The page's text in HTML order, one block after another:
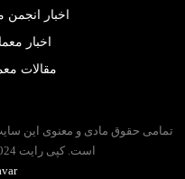
اخبار انجمن
اخبار معماری
مقالات معماری
حقوق مادی و معنوی این سایت برای
است. کپی رایت 2024 | طراحی و توسعه توسط
Delavar